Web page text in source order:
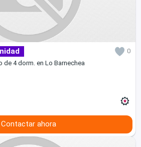
0
de 4 dorm. en Lo Barnechea
Contactar ahora